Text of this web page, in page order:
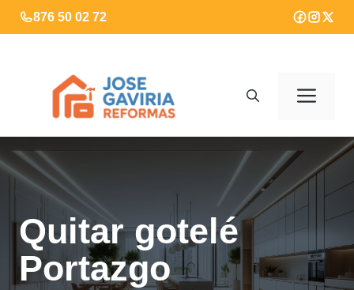
Saltar
al
876 50 02 72
Quitar gotelé
Portazgo